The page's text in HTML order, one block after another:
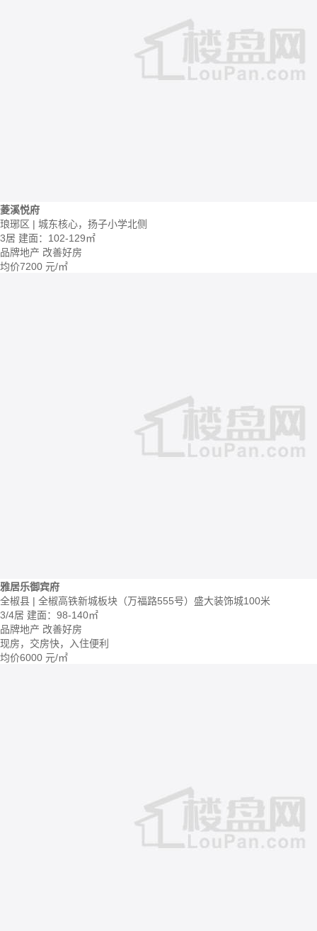
菱溪悦府
琅琊区 | 城东核心，扬子小学北侧
3居 建面：102-129㎡
品牌地产 改善好房
均价7200 元/㎡
雅居乐御宾府
全椒县 | 全椒高铁新城板块（万福路555号）盛大装饰城100米
3/4居 建面：98-140㎡
品牌地产 改善好房
现房，交房快，入住便利
均价6000 元/㎡